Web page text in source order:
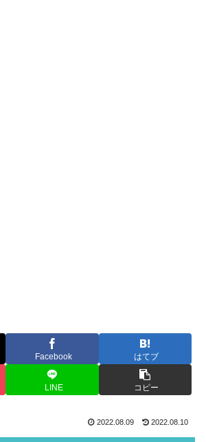
Facebook はてブ
LINE コピー
2022.08.09 2022.08.10